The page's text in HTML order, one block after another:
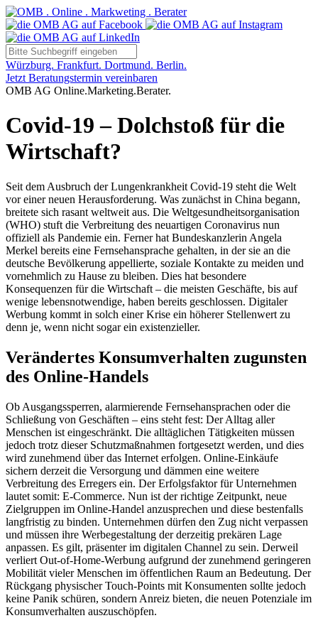
Würzburg. Frankfurt. Dortmund. Berlin.
Jetzt Beratungstermin vereinbaren
OMB AG Online.Marketing.Berater.
Covid-19 – Dolchstoß für die
Wirtschaft?
Seit dem Ausbruch der Lungenkrankheit Covid-19 steht die Welt
vor einer neuen Herausforderung. Was zunächst in China begann,
breitete sich rasant weltweit aus. Die Weltgesundheitsorganisation
(WHO) stuft die Verbreitung des neuartigen Coronavirus nun
offiziell als Pandemie ein. Ferner hat Bundeskanzlerin Angela
Merkel bereits eine Fernsehansprache gehalten, in der sie an die
deutsche Bevölkerung appellierte, soziale Kontakte zu meiden und
vornehmlich zu Hause zu bleiben. Dies hat besondere
Konsequenzen für die Wirtschaft – die meisten Geschäfte, bis auf
wenige lebensnotwendige, haben bereits geschlossen. Digitaler
Werbung kommt in solch einer Krise ein höherer Stellenwert zu
denn je, wenn nicht sogar ein existenzieller.
Verändertes Konsumverhalten zugunsten
des Online-Handels
Ob Ausgangssperren, alarmierende Fernsehansprachen oder die
Schließung von Geschäften – eins steht fest: Der Alltag aller
Menschen ist eingeschränkt. Die alltäglichen Tätigkeiten müssen
jedoch trotz dieser Schutzmaßnahmen fortgesetzt werden, und dies
wird zunehmend über das Internet erfolgen. Online-Einkäufe
sichern derzeit die Versorgung und dämmen eine weitere
Verbreitung des Erregers ein. Der Erfolgsfaktor für Unternehmen
lautet somit: E-Commerce. Nun ist der richtige Zeitpunkt, neue
Zielgruppen im Online-Handel anzusprechen und diese bestenfalls
langfristig zu binden. Unternehmen dürfen den Zug nicht verpassen
und müssen ihre Werbegestaltung der derzeitig prekären Lage
anpassen. Es gilt, präsenter im digitalen Channel zu sein. Derweil
verliert Out-of-Home-Werbung aufgrund der zunehmend geringeren
Mobilität vieler Menschen im öffentlichen Raum an Bedeutung. Der
Rückgang physischer Touch-Points mit Konsumenten sollte jedoch
keine Panik schüren, sondern Anreiz bieten, die neuen Potenziale im
Konsumverhalten auszuschöpfen.